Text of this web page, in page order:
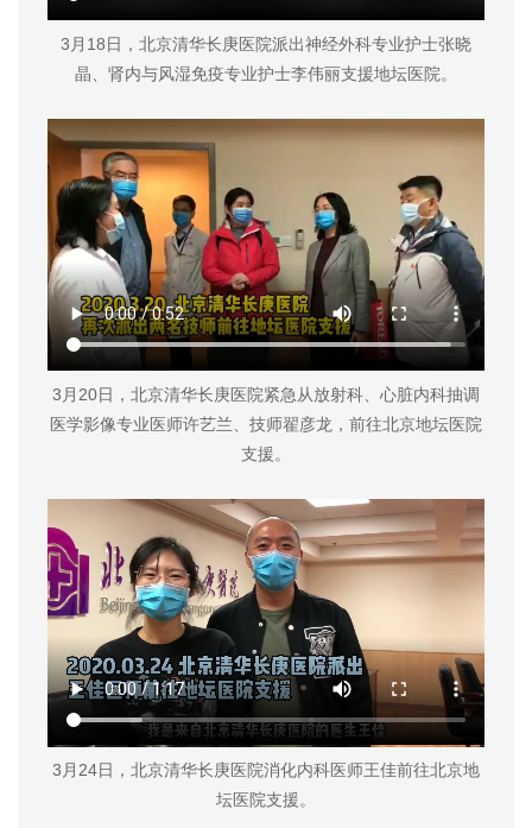
3月18日，北京清华长庚医院派出神经外科专业护士张晓
晶、肾内与风湿免疫专业护士李伟丽支援地坛医院。
3月20日，北京清华长庚医院紧急从放射科、心脏内科抽调
医学影像专业医师许艺兰、技师翟彦龙，前往北京地坛医院
支援。
3月24日，北京清华长庚医院消化内科医师王佳前往北京地
坛医院支援。